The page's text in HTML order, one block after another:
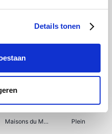
Details tonen
Bergfreunde Pazzox
Maisons du Monde Plein